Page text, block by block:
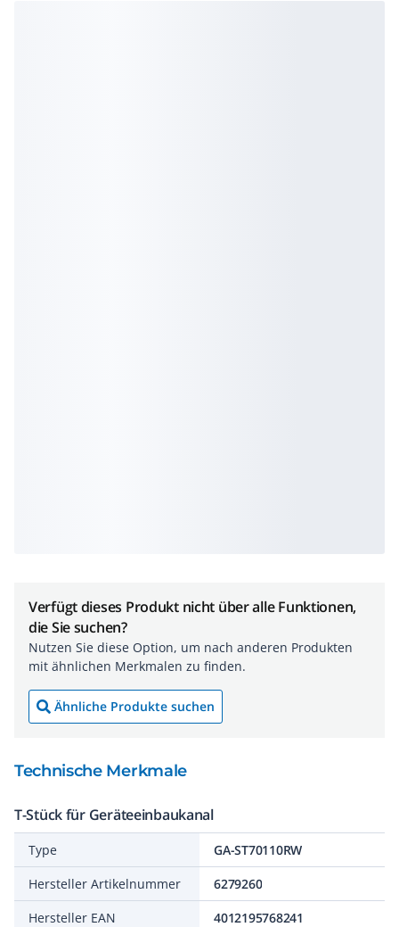
Verfügt dieses Produkt nicht über alle Funktionen,
die Sie suchen?
Nutzen Sie diese Option, um nach anderen Produkten
mit ähnlichen Merkmalen zu finden.
Ähnliche Produkte suchen
Technische Merkmale
T-Stück für Geräteeinbaukanal
Type
GA-ST70110RW
Hersteller Artikelnummer
6279260
Hersteller EAN
4012195768241